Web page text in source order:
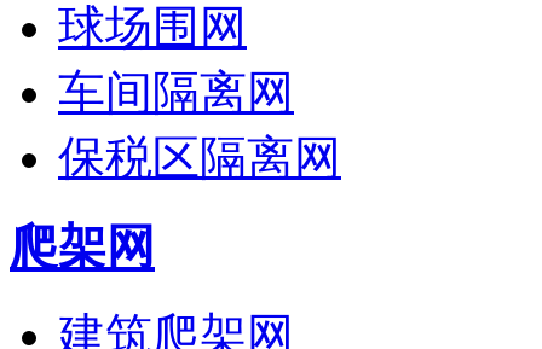
球场围网
车间隔离网
保税区隔离网
爬架网
建筑爬架网